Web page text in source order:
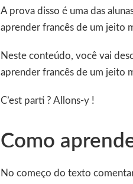
A prova disso é uma das
aprender francês de um jeito
Neste conteúdo, você vai
aprender francês de um jeito
C’est parti ? Allons-y !
Como
No começo do texto